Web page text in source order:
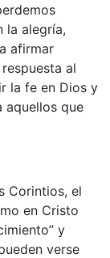
la alegría,
afirmar
al
la fe en Dios y
aquellos que
Corintios, el
en Cristo
y
verse